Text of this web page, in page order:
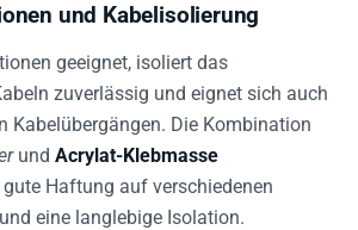
und Kabelisolierung
geeignet, isoliert das
zuverlässig und eignet sich auch
Kabelübergängen. Die Kombination
und Acrylat-Klebmasse
Haftung auf verschiedenen
eine langlebige Isolation.